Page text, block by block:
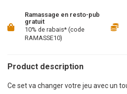
Ramassage en resto-pub
gratuit
10% de rabais* (code
RAMASSE10)
Product description
Ce set va changer votre jeu avec un